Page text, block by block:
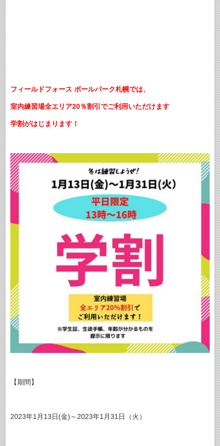
フィールドフォース ボールパーク札幌では、
室内練習場全エリア20％割引でご利用いただけます
学割がはじまります！
【期間】
2023年1月13日(金)～2023年1月31日（火）